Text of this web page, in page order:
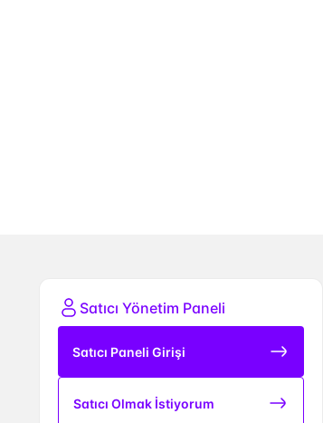
Satıcı Yönetim Paneli
Satıcı Paneli Girişi
Satıcı Olmak İstiyorum